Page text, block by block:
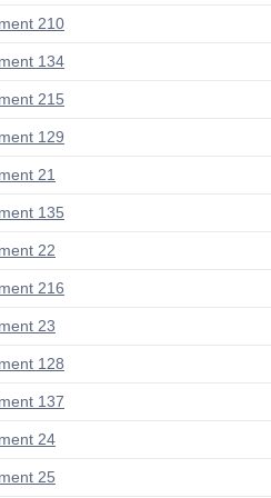
210
134
215
129
21
135
22
216
23
128
137
24
25